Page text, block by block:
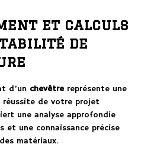
et calculs
de
d’un chevêtrereprésente une
de votre projet
une analyse approfondie
une connaissance précise
matériaux.